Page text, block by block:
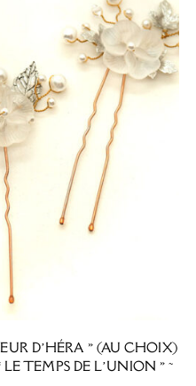
D’HÉRA » (AU CHOIX)
TEMPS DE L’UNION » ~